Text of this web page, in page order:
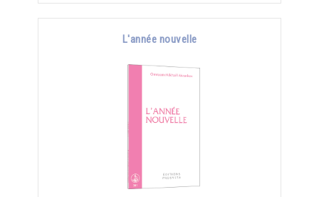
L'année nouvelle